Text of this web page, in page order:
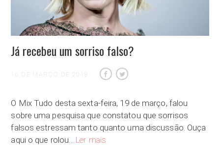
Já recebeu um sorriso falso?
16 DE MARÇO DE 2018
O Mix Tudo desta sexta-feira, 19 de março, falou
sobre uma pesquisa que constatou que sorrisos
falsos estressam tanto quanto uma discussão. Ouça
aqui o que rolou… Ler mais